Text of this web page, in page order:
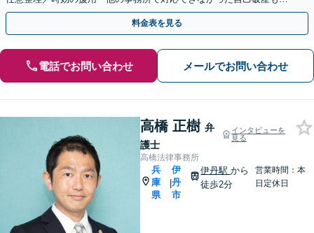
相談ください」時効の援用にも対応【本竜野駅5分】
料金表を見る
電話でお問い合わせ メールでお問い合わせ
高橋 正樹 弁
護士
インタビューを
見る
高橋法律事務所
兵
庫
県
|
伊
丹
市
伊丹駅から
徒歩2分
営業時間：本
日定休日